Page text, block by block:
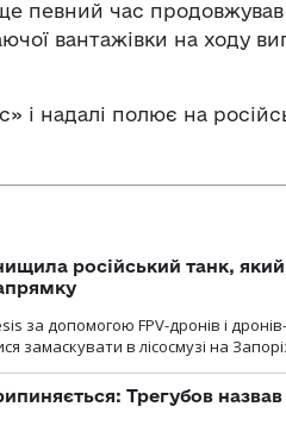
певний час
вантажівки на ходу
і надалі полює на
російський танк, який
за допомогою FPV-дронів і
замаскувати в лісосмузі на
Трегубов